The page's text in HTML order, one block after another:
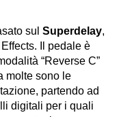
sul Superdelay,
Il pedale è
“Reverse C”
molte sono le
partendo ad
digitali per i quali